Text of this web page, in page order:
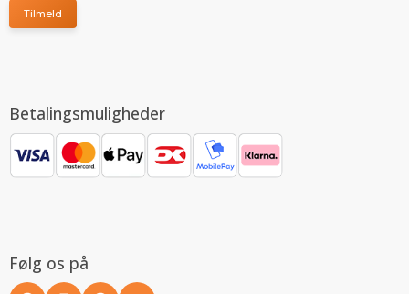
Tilmeld
Betalingsmuligheder
Følg os på